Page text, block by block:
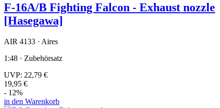
F-16A/B Fighting Falcon - Exhaust nozzle
[Hasegawa]
AIR 4133 · Aires
1:48 · Zubehörsatz
UVP: 22,79 €
19,95 €
- 12%
in den Warenkorb